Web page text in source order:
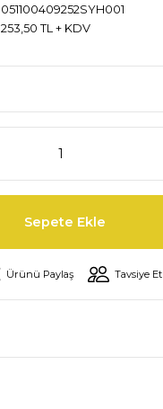
051100409252SYH001
253,50 TL + KDV
Sepete Ekle
Ürünü Paylaş Tavsiye Et